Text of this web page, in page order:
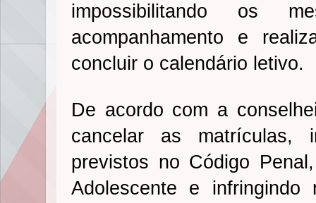
impossibilitando os
acompanhamento e
concluir o calendário letivo.
De acordo com a
cancelar as matrículas,
previstos no Código
Adolescente e